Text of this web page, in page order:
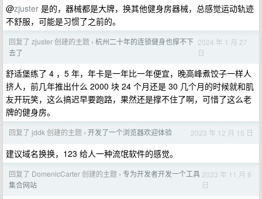
@zjuster 是的，器械都是大牌，换其他健身房器械，总感觉运动轨迹
不舒服，可能是习惯了之前的。
回复了 zjuster 创建的主题 › 杭州二十年的连锁健身也撑不下
去了
2024 年 1 月 27
日
舒适堡练了 4 ，5 年，年卡是一年比一年便宜，晚高峰煮饺子一样人
挤人，前几年推出什么 2000 块 24 个月还是 30 几个月的时候就和肌
友开玩笑，这么搞迟早要跑路，果然还是撑不住了啊，可惜了这么老
牌的健身房。
回复了 jddk 创建的主题 › 开发了一个浏览器欢迎体验 2023 年 12 月 15 日
建议域名换换，123 给人一种流氓软件的感觉。
回复了 DomenicCarter 创建的主题 › 专为开发者开发一个工具
集合网站
2023 年 11 月 8
日